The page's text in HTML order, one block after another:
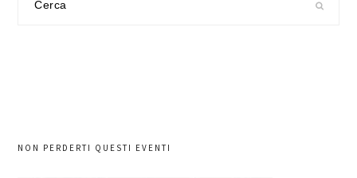
NON PERDERTI QUESTI EVENTI